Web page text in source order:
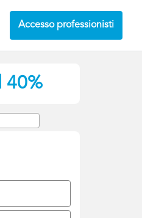
Accesso professionisti
40%